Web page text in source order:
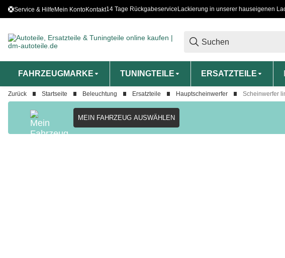
Service & HilfeMein KontoKontakt14 Tage Rückgabeservice Lackierung in unserer hauseigenen
FAHRZEUGMARKE TUNINGTEILE ERSATZTEILE
Zurück Startseite Beleuchtung Ersatzteile Hauptscheinwerfer Scheinwerfer
MEIN FAHRZEUG AUSWÄHLEN